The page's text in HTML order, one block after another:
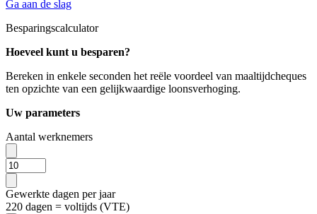
Ga aan de slag
Besparingscalculator
Hoeveel kunt u besparen?
Bereken in enkele seconden het reële voordeel van maaltijdcheques
ten opzichte van een gelijkwaardige loonsverhoging.
Uw parameters
Aantal werknemers
Gewerkte dagen per jaar
220 dagen = voltijds (VTE)